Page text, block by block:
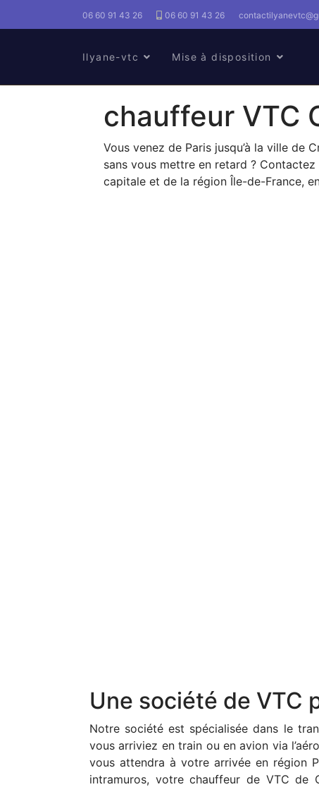
06 60 91 43 26 06 60 91 43 26
Ilyane-vtc Mise à disposition
chauffeur VTC
Vous venez de Paris jusqu’à la ville
sans vous mettre en retard ?
capitale et de la région Île-de-France,
Une société de VTC
Notre société est spécialisée dans le
vous arriviez en train ou en avion via
vous attendra à votre arrivée en région
intramuros, votre chauffeur de VTC de